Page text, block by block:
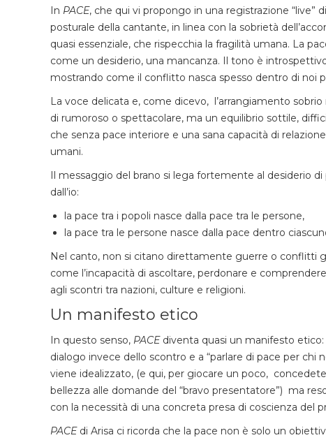
In PACE, che qui vi propongo in una registrazione
posturale della cantante, in linea con la sobrietà
quasi essenziale, che rispecchia la fragilità umana. La
come un desiderio, una mancanza. Il tono è
mostrando come il conflitto nasca spesso dentro di noi
La voce delicata e, come dicevo, l’arrangiamento
di rumoroso o spettacolare, ma un equilibrio sottile,
che senza pace interiore e una sana capacità di
umani.
Il messaggio del brano si lega fortemente al desiderio
dall’io:
la pace tra i popoli nasce dalla pace tra le persone,
la pace tra le persone nasce dalla pace dentro
Nel canto, non si citano direttamente guerre o conflitti
come l’incapacità di ascoltare, perdonare e
agli scontri tra nazioni, culture e religioni.
Un manifesto etico
In questo senso, PACEdiventa quasi un manifesto etico:
dialogo invece dello scontro e a “parlare di pace per chi
viene idealizzato, (e qui, per giocare un poco,
bellezza alle domande del “bravo presentatore”) ma
con la necessità di una concreta presa di coscienza del
PACEdi Arisa ci ricorda che la pace non è solo un